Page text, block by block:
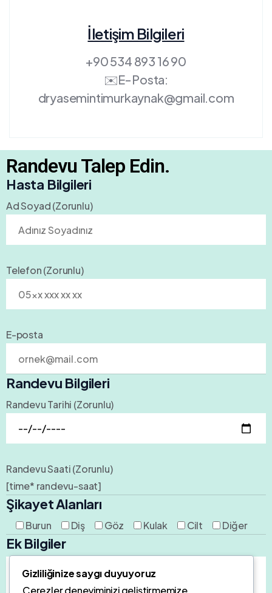
İletişim Bilgileri
+90 534 893 16 90
✉️E-Posta:
dryasemintimurkaynak@gmail.com
Randevu Talep Edin.
Hasta Bilgileri
Ad Soyad (Zorunlu)
Telefon (Zorunlu)
E-posta
Randevu Bilgileri
Randevu Tarihi (Zorunlu)
Randevu Saati (Zorunlu)
[time* randevu-saat]
Şikayet Alanları
Burun Diş Göz Kulak Cilt Diğer
Ek Bilgiler
Gizliliğinize saygı duyuyoruz
Çerezler deneyiminizi geliştirmemize,